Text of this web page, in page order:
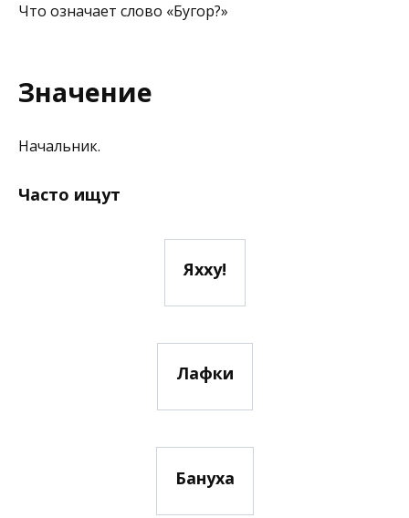
Что означает слово «Бугор?»
Значение
Начальник.
Часто ищут
Яхху!
Лафки
Бануха